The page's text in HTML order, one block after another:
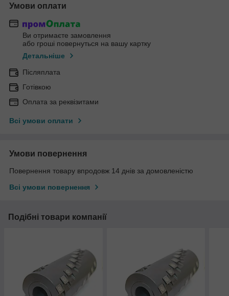
Умови оплати
Ви отримаєте замовлення
або гроші повернуться на вашу картку
Детальніше
Післяплата
Готівкою
Оплата за реквізитами
Всі умови оплати
Умови повернення
Повернення товару впродовж 14 днів за домовленістю
Всі умови повернення
Подібні товари компанії